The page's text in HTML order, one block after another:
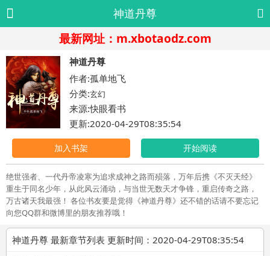
神道丹尊
最新网址：m.xbotaodz.com
神道丹尊
作者:孤单地飞
分类:玄幻
来源:快眼看书
更新:2020-04-29T08:35:54
加入书架 开始阅读
绝世强者、一代丹帝凌寒为追求成神之路而殒落，万年后携《不灭天经》
重生于同名少年，从此风云涌动，与当世无数天才争锋，重启传奇之路，
万古诸天我最强！ 各位书友要是觉得《神道丹尊》还不错的话请不要忘记
向您QQ群和微博里的朋友推荐哦！
神道丹尊 最新章节列表 更新时间：2020-04-29T08:35:54